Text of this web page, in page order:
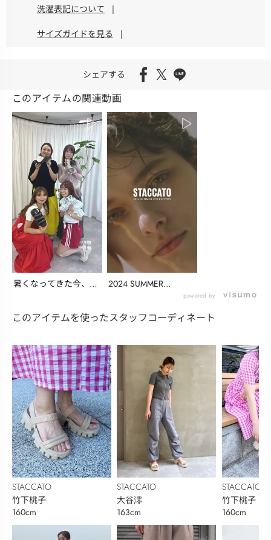
洗濯表記について |
サイズガイドを見る |
シェアする
このアイテムの関連動画
暑くなってきた今、ス
2024 SUMMER
powered by
このアイテムを使ったスタッフコーディネート
STACCATO
竹下桃子
160cm
STACCATO
大谷澪
163cm
STACCATO
竹下桃子
160cm